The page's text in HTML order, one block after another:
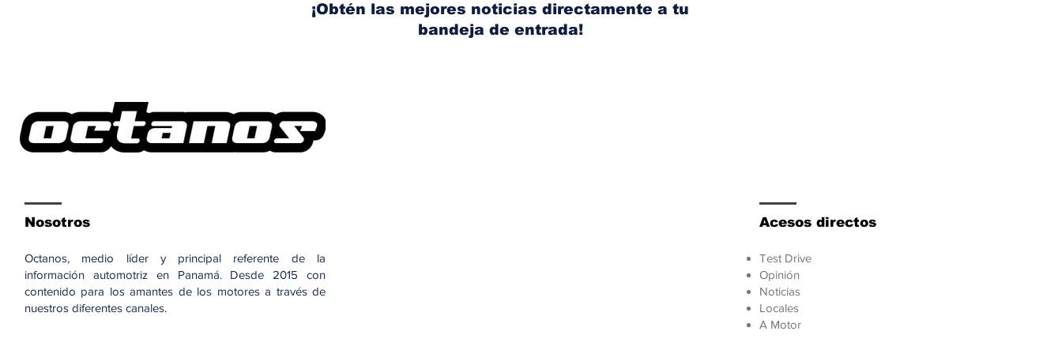
¡Obtén las mejores noticias directamente a tu
bandeja de entrada!
Nosotros
Octanos, medio líder y principal referente de la
información automotriz en Panamá. Desde 2015 con
contenido para los amantes de los motores a través de
nuestros diferentes canales.
Acesos directos
Test Drive
Opinión
Noticias
Locales
A Motor